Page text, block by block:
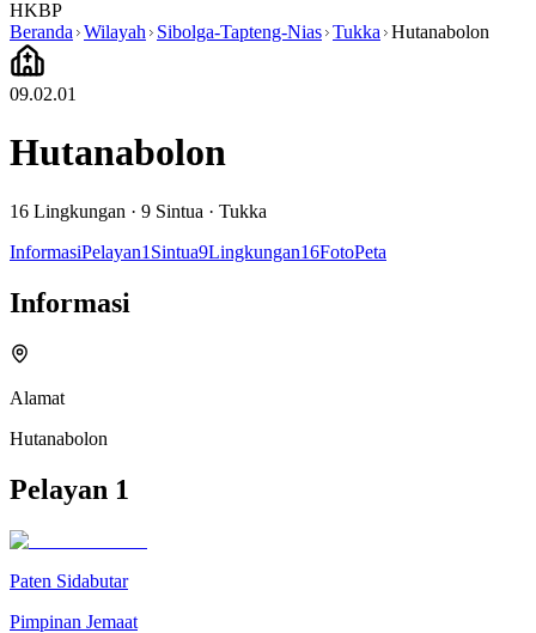
HKBP
Beranda Wilayah Sibolga-Tapteng-Nias Tukka Hutanabolon
09.02.01
Hutanabolon
16 Lingkungan · 9 Sintua · Tukka
InformasiPelayan1 Sintua9Lingkungan16FotoPeta
Informasi
Alamat
Hutanabolon
Pelayan 1
Paten Sidabutar
Pimpinan Jemaat